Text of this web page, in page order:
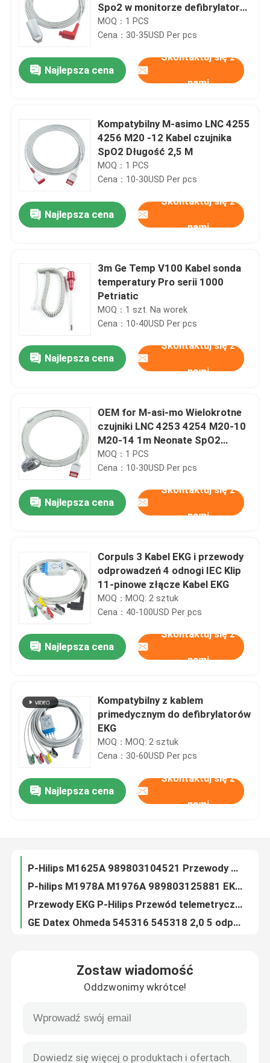
Dom
Produkty
O nas
Kontrola jakości
Skontaktuj się z nami
Poprosić o wycenę
Czujnik spO2 wielokrotnego użytku
Spo2 w monitorze defibrylatora
for M-asi-mo Tech Aed
MOQ：1 PCS
Cena：30-35USD Per pcs
Najlepsza cena
Skontaktuj się z
nami
Kompatybilny M-asimo LNC 4255
4256 M20 -12 Kabel czujnika
SpO2 Długość 2,5 M
MOQ：1 PCS
Cena：10-30USD Per pcs
Najlepsza cena
Skontaktuj się z
nami
3m Ge Temp V100 Kabel sonda
temperatury Pro serii 1000
Petriatic
MOQ：1 szt. Na worek
Cena：10-40USD Per pcs
Najlepsza cena
Skontaktuj się z
nami
OEM for M-asi-mo Wielokrotne
czujniki LNC 4253 4254 M20-10
M20-14 1m Neonate SpO2
Probe
MOQ：1 PCS
Cena：10-30USD Per pcs
Najlepsza cena
Skontaktuj się z
nami
Corpuls 3 Kabel EKG i przewody
odprowadzeń 4 odnogi IEC Klip
11-pinowe złącze Kabel EKG
MOQ：MOQ: 2 sztuk
Cena：40-100USD Per pcs
Najlepsza cena
Skontaktuj się z
nami
Kompatybilny z kablem
primedycznym do defibrylatorów
EKG
MOQ：MOQ: 2 sztuk
Cena：30-60USD Per pcs
Najlepsza cena
Skontaktuj się z
nami
GE Datex Ohmeda 545316 545318 2,0 5 odprowadzeń Kabel monitora pacjenta EKG EKG
Zostaw wiadomość
Oddzwonimy wkrótce!